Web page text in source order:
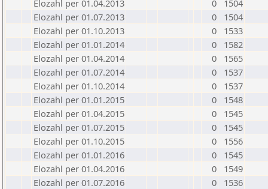
Elozahl per 01.04.2013
0
1504
Elozahl per 01.07.2013
0
1504
Elozahl per 01.10.2013
0
1533
Elozahl per 01.01.2014
0
1582
Elozahl per 01.04.2014
0
1565
Elozahl per 01.07.2014
0
1537
Elozahl per 01.10.2014
0
1537
Elozahl per 01.01.2015
0
1548
Elozahl per 01.04.2015
0
1545
Elozahl per 01.07.2015
0
1545
Elozahl per 01.10.2015
0
1556
Elozahl per 01.01.2016
0
1545
Elozahl per 01.04.2016
0
1549
Elozahl per 01.07.2016
0
1536